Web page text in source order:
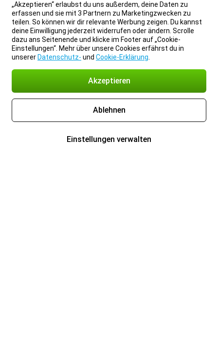
„Akzeptieren“ erlaubst du uns außerdem, deine Daten zu
erfassen und sie mit 3 Partnern zu Marketingzwecken zu
teilen. So können wir dir relevante Werbung zeigen. Du kannst
deine Einwilligung jederzeit widerrufen oder ändern. Scrolle
dazu ans Seitenende und klicke im Footer auf „Cookie-
Einstellungen“. Mehr über unsere Cookies erfährst du in
unserer Datenschutz- und Cookie-Erklärung
Akzeptieren
Ablehnen
Einstellungen verwalten